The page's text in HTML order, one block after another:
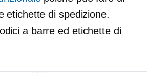
etichette di spedizione.
a barre ed etichette di